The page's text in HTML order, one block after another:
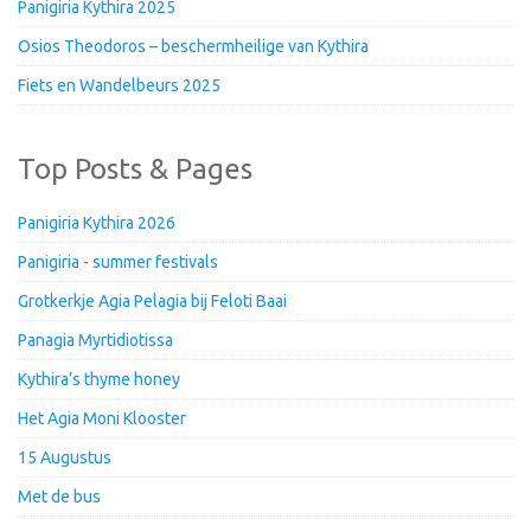
Panigiria Kythira 2025
Osios Theodoros – beschermheilige van Kythira
Fiets en Wandelbeurs 2025
Top Posts & Pages
Panigiria Kythira 2026
Panigiria - summer festivals
Grotkerkje Agia Pelagia bij Feloti Baai
Panagia Myrtidiotissa
Kythira’s thyme honey
Het Agia Moni Klooster
15 Augustus
Met de bus